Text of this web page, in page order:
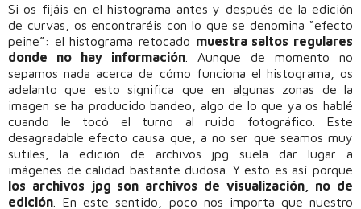
Si os fijáis en el histograma antes y después de la edición
de curvas, os encontraréis con lo que se denomina “efecto
peine”: el histograma retocado muestra saltos regulares
donde no hay información . Aunque de momento no
sepamos nada acerca de cómo funciona el histograma, os
adelanto que esto significa que en algunas zonas de la
imagen se ha producido bandeo, algo de lo que ya os hablé
cuando le tocó el turno al ruido fotográfico. Este
desagradable efecto causa que, a no ser que seamos muy
sutiles, la edición de archivos jpg suela dar lugar a
imágenes de calidad bastante dudosa. Y esto es así porque
los archivos jpg son archivos de visualización, no de
edición . En este sentido, poco nos importa que nuestro